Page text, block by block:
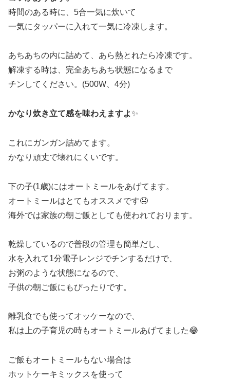
時間のある時に、5合一気に炊いて
一気にタッパーに入れて一気に冷凍します。
あちあちの内に詰めて、あら熱とれたら冷凍です。
解凍する時は、完全あちあち状態になるまで
チンしてください。(500W、4分)
かなり炊き立て感を味わえますよ✨
これにガンガン詰めてます。
かなり頑丈で壊れにくいです。
下の子(1歳)にはオートミールをあげてます。
オートミールはとてもオススメです🤤
海外では家族の朝ご飯としても使われております。
乾燥しているので普段の管理も簡単だし、
水を入れて1分電子レンジでチンするだけで、
お粥のような状態になるので、
子供の朝ご飯にもぴったりです。
離乳食でも使ってオッケーなので、
私は上の子育児の時もオートミールあげてました😂
ご飯もオートミールもない場合は
ホットケーキミックスを使って